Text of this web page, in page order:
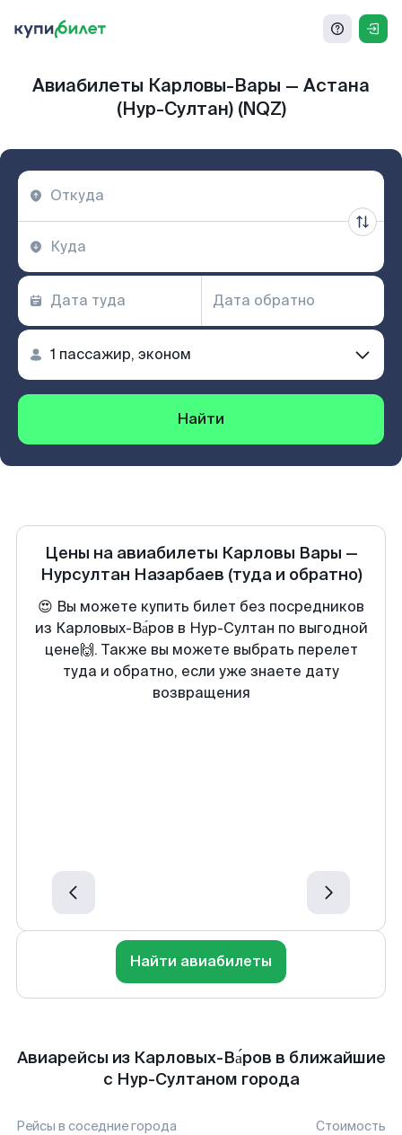
Авиабилеты Карловы-Вары — Астана
(Нур-Султан) (NQZ)
Найти
Цены на авиабилеты Карловы Вары —
Нурсултан Назарбаев (туда и обратно)
😍 Вы можете купить билет без посредников
из Карловых-Ва́ров в Нур-Султан по выгодной
цене🙌. Также вы можете выбрать перелет
туда и обратно, если уже знаете дату
возвращения
Найти авиабилеты
Авиарейсы из Карловых-Ва́ров в ближайшие
с Нур-Султаном города
Рейсы в соседние города Стоимость